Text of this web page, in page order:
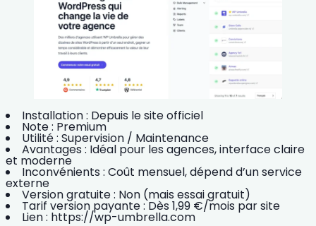
Installation : Depuis le site officiel
Note : Premium
Utilité : Supervision / Maintenance
Avantages : Idéal pour les agences, interface claire
et moderne
Inconvénients : Coût mensuel, dépend d’un service
externe
Version gratuite : Non (mais essai gratuit)
Tarif version payante :Dès 1,99 €/mois par site
Lien : https://wp-umbrella.com